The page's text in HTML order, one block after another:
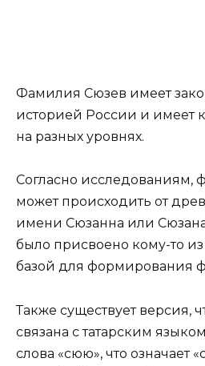
Фамилия Сюзев имеет
историей России и имеет
на разных уровнях.
Согласно исследованиям,
может происходить от
имени Сюзанна или
было присвоено кому-то
базой для формирования
Также существует версия,
связана с татарским
слова «сюю», что означает